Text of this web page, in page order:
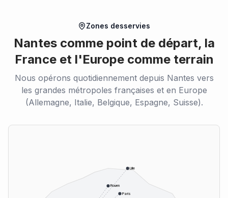
Zones desservies
Nantes comme point de départ, la
France et l'Europe comme terrain
Nous opérons quotidiennement depuis Nantes vers
les grandes métropoles françaises et en Europe
(Allemagne, Italie, Belgique, Espagne, Suisse).
Paris
Lille
Rouen